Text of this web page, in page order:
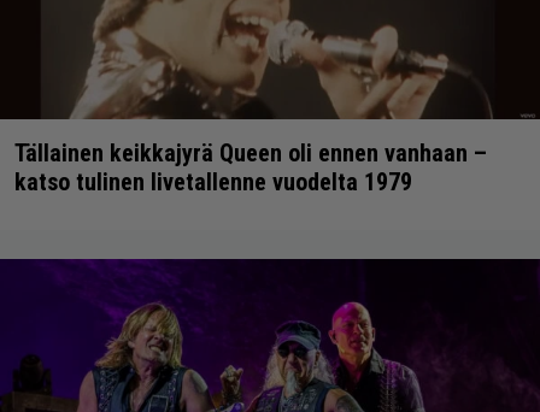
Tällainen keikkajyrä Queen oli ennen vanhaan –
katso tulinen livetallenne vuodelta 1979